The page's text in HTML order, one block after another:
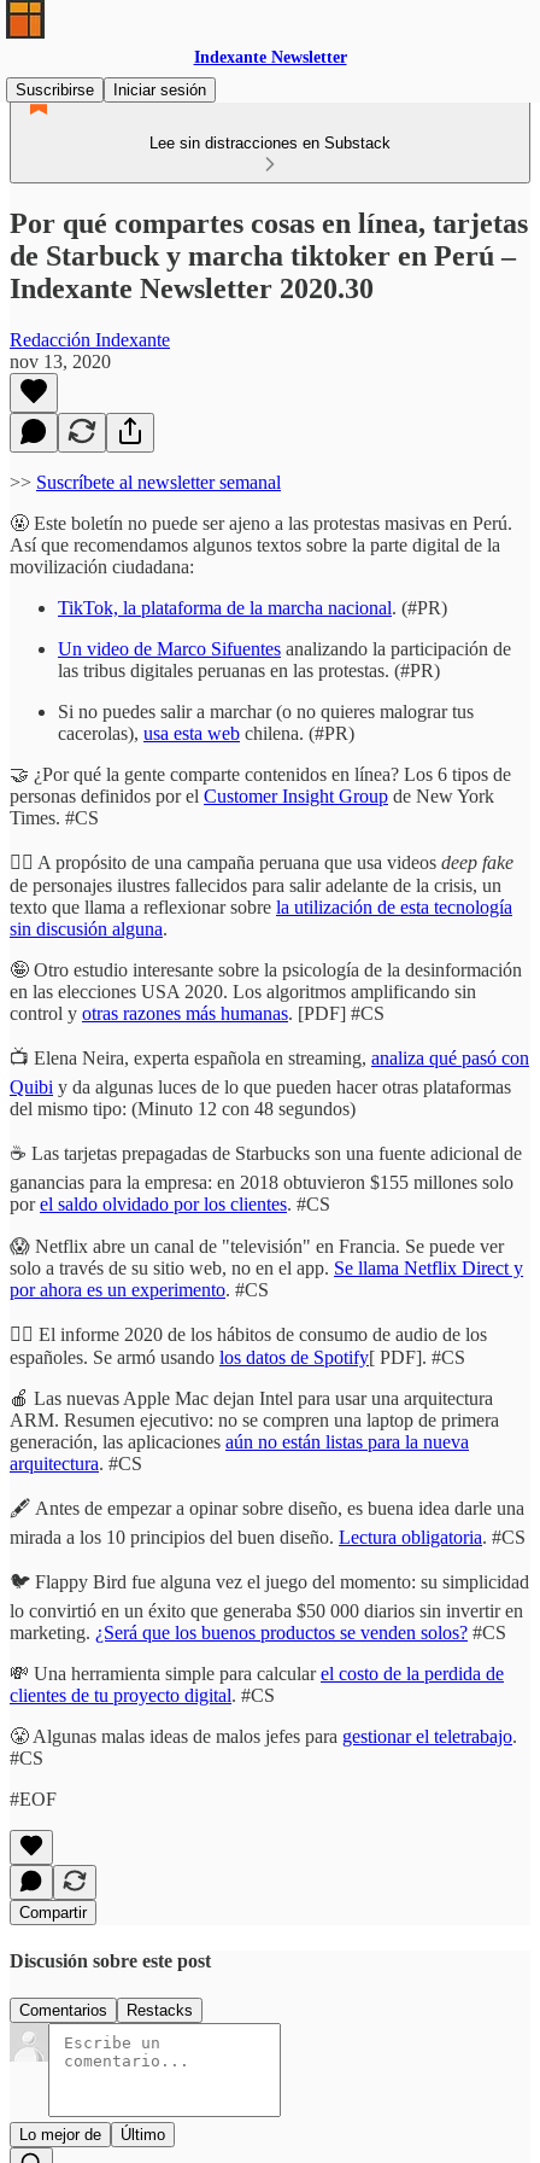
Indexante Newsletter
Suscribirse
Iniciar sesión
Lee sin distracciones en Substack
Por qué compartes cosas en línea, tarjetas
de Starbuck y marcha tiktoker en Perú –
Indexante Newsletter 2020.30
Redacción Indexante
nov 13, 2020
>> Suscríbete al newsletter semanal
🤬 Este boletín no puede ser ajeno a las protestas masivas en Perú.
Así que recomendamos algunos textos sobre la parte digital de la
movilización ciudadana:
TikTok, la plataforma de la marcha nacional. (#PR)
Un video de Marco Sifuentes analizando la participación de
las tribus digitales peruanas en las protestas. (#PR)
Si no puedes salir a marchar (o no quieres malograr tus
cacerolas), usa esta web chilena. (#PR)
🤝 ¿Por qué la gente comparte contenidos en línea? Los 6 tipos de
personas definidos por el Customer Insight Group de New York
Times. #CS
🧟‍♀️ A propósito de una campaña peruana que usa videos deep fake
de personajes ilustres fallecidos para salir adelante de la crisis, un
texto que llama a reflexionar sobre la utilización de esta tecnología
sin discusión alguna.
🤪 Otro estudio interesante sobre la psicología de la desinformación
en las elecciones USA 2020. Los algoritmos amplificando sin
control y otras razones más humanas. [PDF] #CS
📺 Elena Neira, experta española en streaming, analiza qué pasó con
Quibi y da algunas luces de lo que pueden hacer otras plataformas
del mismo tipo: (Minuto 12 con 48 segundos)
☕ Las tarjetas prepagadas de Starbucks son una fuente adicional de
ganancias para la empresa: en 2018 obtuvieron $155 millones solo
porel saldo olvidado por los clientes. #CS
😱 Netflix abre un canal de "televisión" en Francia. Se puede ver
solo a través de su sitio web, no en el app. Se llama Netflix Direct y
por ahora es un experimento. #CS
👂🏽 El informe 2020 de los hábitos de consumo de audio de los
españoles. Se armó usando los datos de Spotify[ PDF]. #CS
🍎 Las nuevas Apple Mac dejan Intel para usar una arquitectura
ARM. Resumen ejecutivo: no se compren una laptop de primera
generación, las aplicaciones aún no están listas para la nueva
arquitectura. #CS
🖋️ Antes de empezar a opinar sobre diseño, es buena idea darle una
mirada a los 10 principios del buen diseño. Lectura obligatoria. #CS
🐦 Flappy Bird fue alguna vez el juego del momento: su simplicidad
lo convirtió en un éxito que generaba $50 000 diarios sin invertir en
marketing. ¿Será que los buenos productos se venden solos? #CS
💸 Una herramienta simple para calcularel costo de la perdida de
clientes de tu proyecto digital. #CS
😤 Algunas malas ideas de malos jefes para gestionar el teletrabajo.
#CS
#EOF
Compartir
Discusión sobre este post
Comentarios Restacks
Lo mejor de Último